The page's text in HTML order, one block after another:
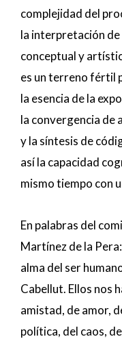
complejidad del
la interpretación de
conceptual y
es un terreno fértil
la esencia de la
la convergencia de
y la síntesis de
así la capacidad
mismo tiempo con
En palabras del
Martínez de la
alma del ser
Cabellut. Ellos nos
amistad, de amor,
política, del caos,